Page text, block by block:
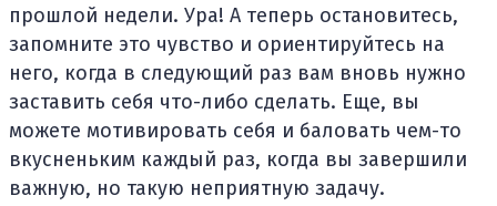
прошлой недели. Ура! А теперь остановитесь,
запомните это чувство и ориентируйтесь на
него, когда в следующий раз вам вновь нужно
заставить себя что-либо сделать. Еще, вы
можете мотивировать себя и баловать чем-то
вкусненьким каждый раз, когда вы завершили
важную, но такую неприятную задачу.